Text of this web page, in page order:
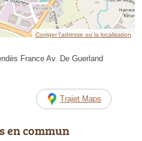
Corriger l’adresse ou la localisation
France Av. De Guerland
Trajet Maps
en commun